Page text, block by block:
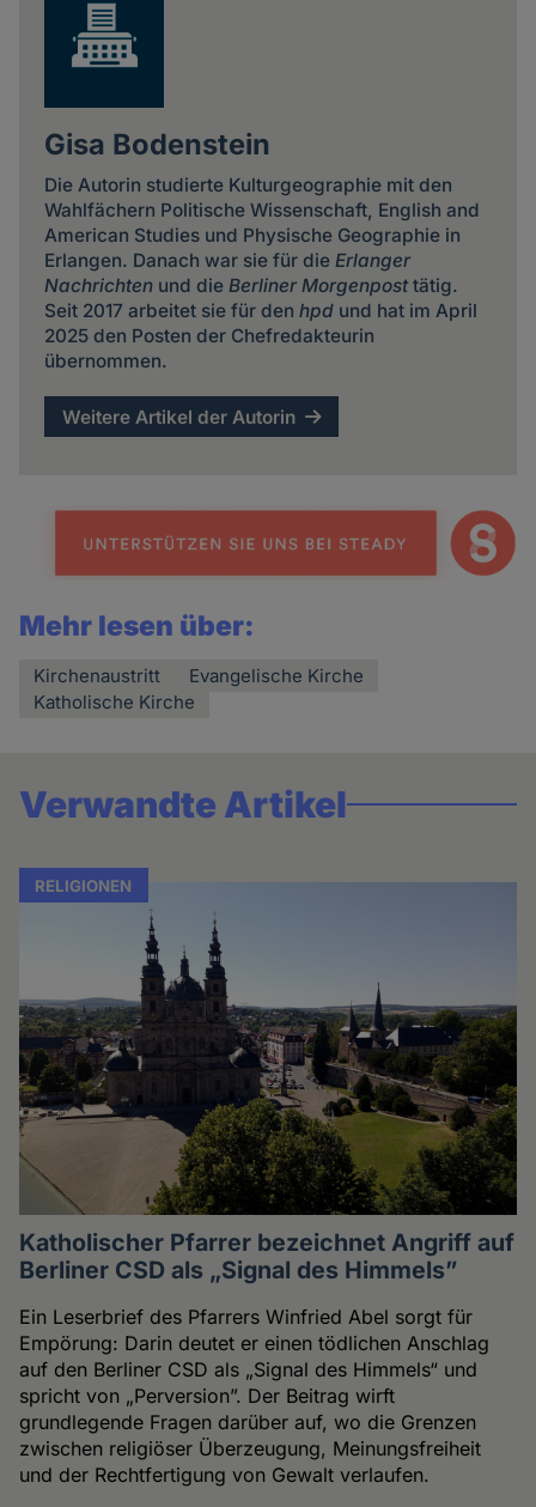
Gisa Bodenstein
Die Autorin studierte Kulturgeographie mit den
Wahlfächern Politische Wissenschaft, English and
American Studies und Physische Geographie in
Erlangen. Danach war sie für die Erlanger
Nachrichtenund die Berliner Morgenposttätig.
Seit 2017 arbeitet sie für den hpdund hat im April
2025 den Posten der Chefredakteurin
übernommen.
Weitere Artikel der Autorin
Mehr lesen über:
Kirchenaustritt
Evangelische Kirche
Katholische Kirche
Verwandte Artikel
RELIGIONEN
Katholischer Pfarrer bezeichnet Angriff auf
Berliner CSD als „Signal des Himmels”
Ein Leserbrief des Pfarrers Winfried Abel sorgt für
Empörung: Darin deutet er einen tödlichen Anschlag
auf den Berliner CSD als „Signal des Himmels“ und
spricht von „Perversion”. Der Beitrag wirft
grundlegende Fragen darüber auf, wo die Grenzen
zwischen religiöser Überzeugung, Meinungsfreiheit
und der Rechtfertigung von Gewalt verlaufen.